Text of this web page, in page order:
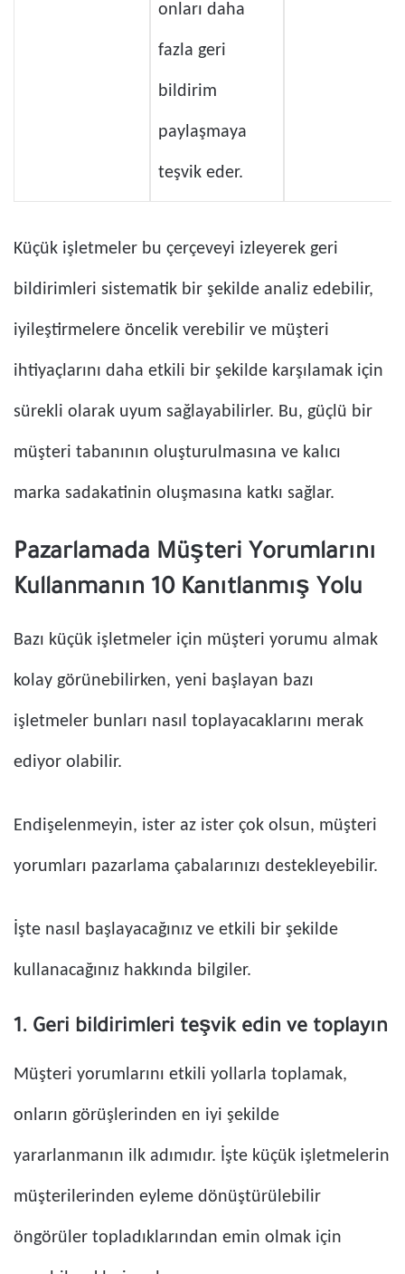
onları daha
fazla geri
bildirim
paylaşmaya
teşvik eder.
Küçük işletmeler bu çerçeveyi izleyerek geri
bildirimleri sistematik bir şekilde analiz edebilir,
iyileştirmelere öncelik verebilir ve müşteri
ihtiyaçlarını daha etkili bir şekilde karşılamak için
sürekli olarak uyum sağlayabilirler. Bu, güçlü bir
müşteri tabanının oluşturulmasına ve kalıcı
marka sadakatinin oluşmasına katkı sağlar.
Pazarlamada Müşteri Yorumlarını
Kullanmanın 10 Kanıtlanmış Yolu
Bazı küçük işletmeler için müşteri yorumu almak
kolay görünebilirken, yeni başlayan bazı
işletmeler bunları nasıl toplayacaklarını merak
ediyor olabilir.
Endişelenmeyin, ister az ister çok olsun, müşteri
yorumları pazarlama çabalarınızı destekleyebilir.
İşte nasıl başlayacağınız ve etkili bir şekilde
kullanacağınız hakkında bilgiler.
1. Geri bildirimleri teşvik edin ve toplayın
Müşteri yorumlarını etkili yollarla toplamak,
onların görüşlerinden en iyi şekilde
yararlanmanın ilk adımıdır. İşte küçük işletmelerin
müşterilerinden eyleme dönüştürülebilir
öngörüler topladıklarından emin olmak için